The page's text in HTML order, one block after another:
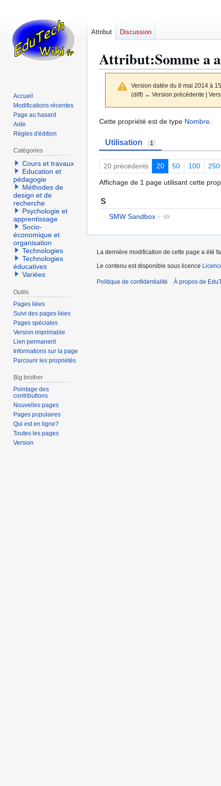
Attribut:Somme a
Version datée du 8 mai 2014 à
(diff) ← Version précédente |
Aller
navigation
Aller
recherche
Cette propriété est de type Nombre
Utilisation 1
20 précédents 20 50 100 250
Affichage de 1 page utilisant cette
S
SMW Sandbox +
Attribut Discussion
Accueil
Modifications récentes
Page au hasard
Aide
Règles d'édition
Catégories
Cours et travaux
Education et
pédagogie
Méthodes de
design et de
recherche
Psychologie et
apprentissage
Socio-
économique et
organisation
Technologies
Technologies
éducatives
Variées
Outils
Pages liées
Suivi des pages liées
Pages spéciales
Version imprimable
Lien permanent
Informations sur la page
Parcourir les propriétés
Big brother
Pointage des
contributions
Nouvelles pages
Pages populaires
Qui est en ligne?
Toutes les pages
Version
La dernière modification de cette page a été
Le contenu est disponible sous licence
Politique de confidentialité À propos de